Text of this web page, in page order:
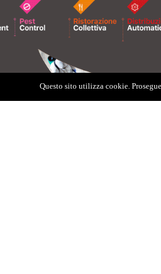
Questo sito utilizza cookie.